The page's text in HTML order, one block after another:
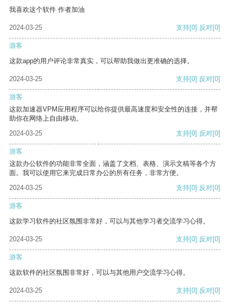
我喜欢这个软件 作者加油
2024-03-25 支持[0] 反对[0]
游客
这款app的用户评论非常真实，可以帮助我做出更准确的选择。
2024-03-25 支持[0] 反对[0]
游客
这款加速器VPM应用程序可以给你提供最高速度和安全性的连接，并帮
助你在网络上自由移动。
2024-03-25
支持[0] 反对[0]
游客
这款办公软件的功能非常全面，涵盖了文档、表格、演示文稿等各个方
面。我可以使用它来完成日常办公的所有任务，非常方便。
2024-03-25
支持[0] 反对[0]
游客
这款学习软件的社区氛围非常好，可以与其他学习者交流学习心得。
2024-03-25 支持[0] 反对[0]
游客
这款软件的社区氛围非常好，可以与其他用户交流学习心得。
2024-03-25 支持[0] 反对[0]